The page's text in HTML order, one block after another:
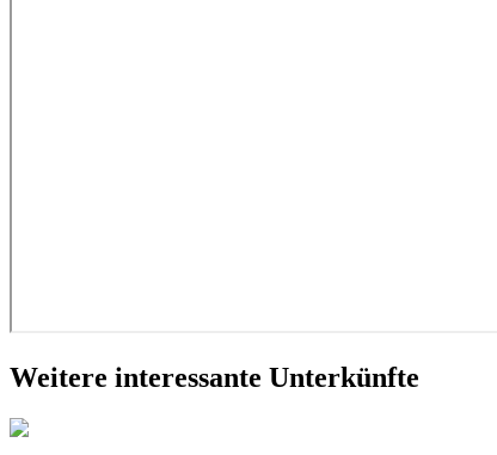
Weitere interessante Unterkünfte